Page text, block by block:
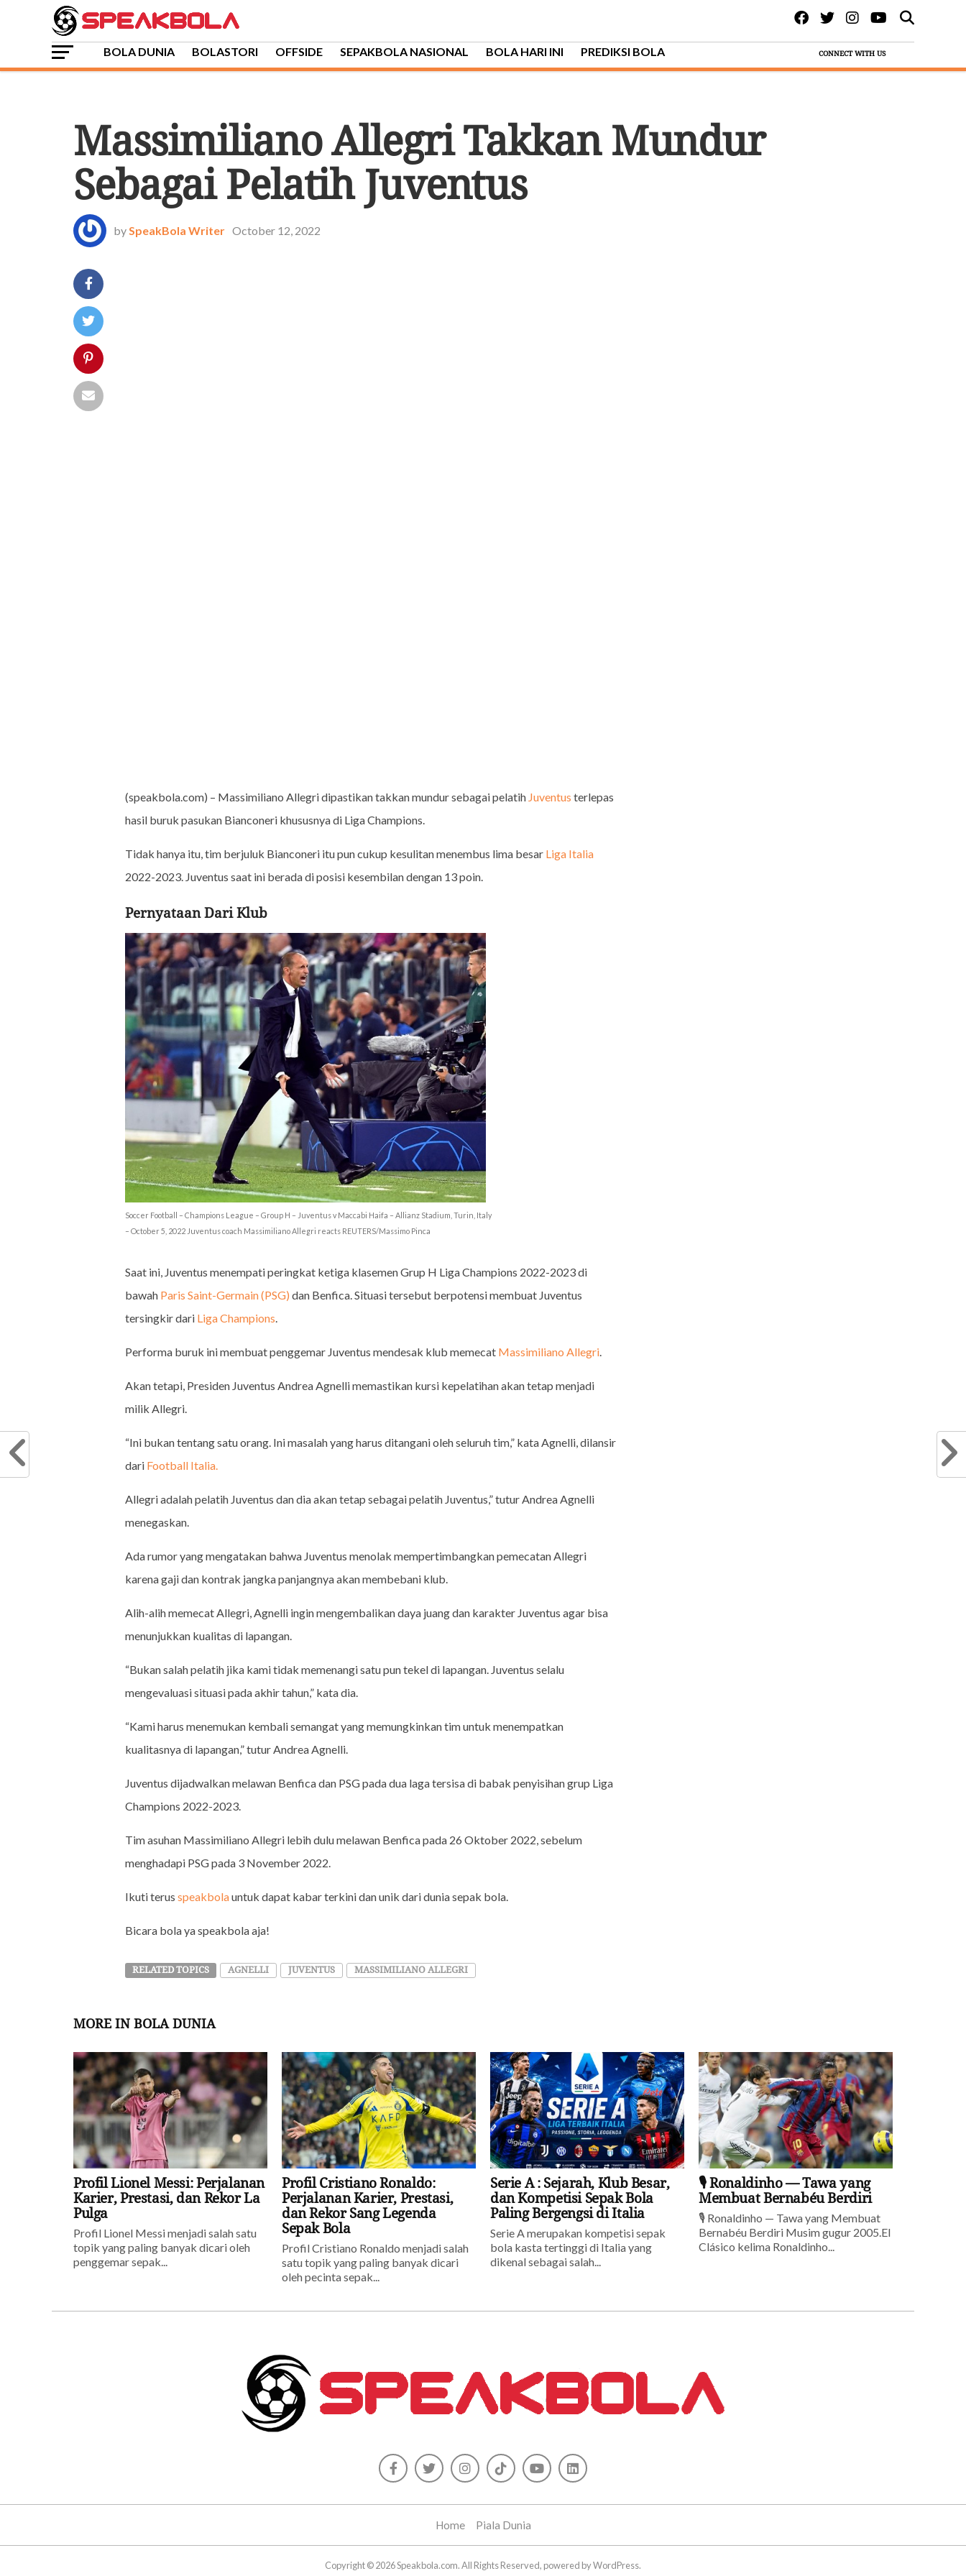
CONNECT WITH US
BOLA DUNIA BOLASTORI OFFSIDE SEPAKBOLA NASIONAL BOLA HARI INI PREDIKSI BOLA
Massimiliano Allegri Takkan Mundur
Sebagai Pelatih Juventus
bySpeakBola Writer October 12, 2022
(speakbola.com) – Massimiliano Allegri dipastikan takkan mundur sebagai pelatih Juventus terlepas
hasil buruk pasukan Bianconeri khususnya di Liga Champions.
Tidak hanya itu, tim berjuluk Bianconeri itu pun cukup kesulitan menembus lima besar Liga Italia
2022-2023. Juventus saat ini berada di posisi kesembilan dengan 13 poin.
Pernyataan Dari Klub
Soccer Football – Champions League – Group H – Juventus v Maccabi Haifa – Allianz Stadium, Turin, Italy
– October 5, 2022 Juventus coach Massimiliano Allegri reacts REUTERS/Massimo Pinca
Saat ini, Juventus menempati peringkat ketiga klasemen Grup H Liga Champions 2022-2023 di
bawah Paris Saint-Germain (PSG) dan Benfica. Situasi tersebut berpotensi membuat Juventus
tersingkir dari Liga Champions.
Performa buruk ini membuat penggemar Juventus mendesak klub memecat Massimiliano Allegri.
Akan tetapi, Presiden Juventus Andrea Agnelli memastikan kursi kepelatihan akan tetap menjadi
milik Allegri.
“Ini bukan tentang satu orang. Ini masalah yang harus ditangani oleh seluruh tim,” kata Agnelli, dilansir
dari Football Italia.
Allegri adalah pelatih Juventus dan dia akan tetap sebagai pelatih Juventus,” tutur Andrea Agnelli
menegaskan.
Ada rumor yang mengatakan bahwa Juventus menolak mempertimbangkan pemecatan Allegri
karena gaji dan kontrak jangka panjangnya akan membebani klub.
Alih-alih memecat Allegri, Agnelli ingin mengembalikan daya juang dan karakter Juventus agar bisa
menunjukkan kualitas di lapangan.
“Bukan salah pelatih jika kami tidak memenangi satu pun tekel di lapangan. Juventus selalu
mengevaluasi situasi pada akhir tahun,” kata dia.
“Kami harus menemukan kembali semangat yang memungkinkan tim untuk menempatkan
kualitasnya di lapangan,” tutur Andrea Agnelli.
Juventus dijadwalkan melawan Benfica dan PSG pada dua laga tersisa di babak penyisihan grup Liga
Champions 2022-2023.
Tim asuhan Massimiliano Allegri lebih dulu melawan Benfica pada 26 Oktober 2022, sebelum
menghadapi PSG pada 3 November 2022.
Ikuti terus speakbolauntuk dapat kabar terkini dan unik dari dunia sepak bola.
Bicara bola ya speakbola aja!
RELATED TOPICS AGNELLI JUVENTUS MASSIMILIANO ALLEGRI
MORE IN BOLA DUNIA
Profil Lionel Messi: Perjalanan
Karier, Prestasi, dan Rekor La
Pulga
Profil Lionel Messi menjadi salah satu
topik yang paling banyak dicari oleh
penggemar sepak...
Profil Cristiano Ronaldo:
Perjalanan Karier, Prestasi,
dan Rekor Sang Legenda
Sepak Bola
Profil Cristiano Ronaldo menjadi salah
satu topik yang paling banyak dicari
oleh pecinta sepak...
Serie A : Sejarah, Klub Besar,
dan Kompetisi Sepak Bola
Paling Bergengsi di Italia
Serie A merupakan kompetisi sepak
bola kasta tertinggi di Italia yang
dikenal sebagai salah...
🎙️ Ronaldinho — Tawa yang
Membuat Bernabéu Berdiri
🎙️ Ronaldinho — Tawa yang Membuat
Bernabéu Berdiri Musim gugur 2005.El
Clásico kelima Ronaldinho...
Home Piala Dunia
Copyright © 2026 Speakbola.com. All Rights Reserved, powered by WordPress.